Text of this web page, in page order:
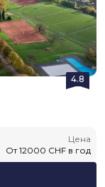
4.8
Цена
От 12000 CHF в год